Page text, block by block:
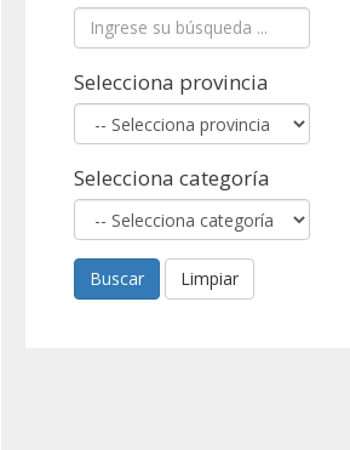
Selecciona provincia
Selecciona categoría
Buscar Limpiar